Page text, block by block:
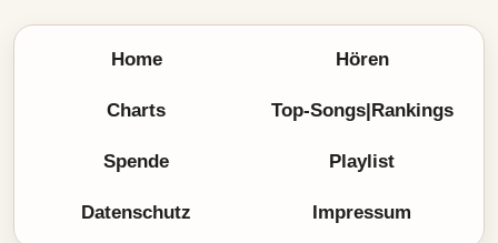
Home Hören
Charts Top-Songs|Rankings
Spende Playlist
Datenschutz Impressum